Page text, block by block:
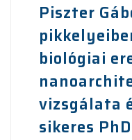
Piszter
biológiai
vizsgálata
sikeres